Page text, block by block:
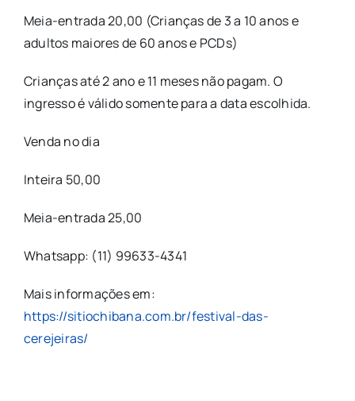
Meia-entrada 20,00 (Crianças de 3 a 10 anos e
adultos maiores de 60 anos e PCDs)
Crianças até 2 ano e 11 meses não pagam. O
ingresso é válido somente para a data escolhida.
Venda no dia
Inteira 50,00
Meia-entrada 25,00
Whatsapp: (11) 99633-4341
Mais informações em:
https://sitiochibana.com.br/festival-das-
cerejeiras/